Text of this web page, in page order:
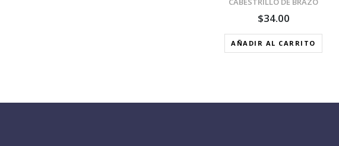
$34.00
AÑADIR AL CARRITO